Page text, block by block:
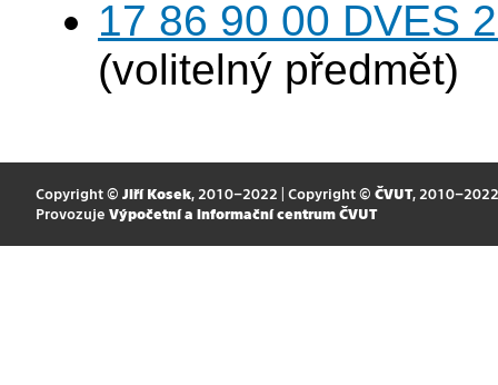
17 86 90 00 DVES
(volitelný předmět)
Copyright © Jiří Kosek, 2010–2022 | Copyright © ČVUT, 2010–2022
Provozuje Výpočetní a informační centrum ČVUT